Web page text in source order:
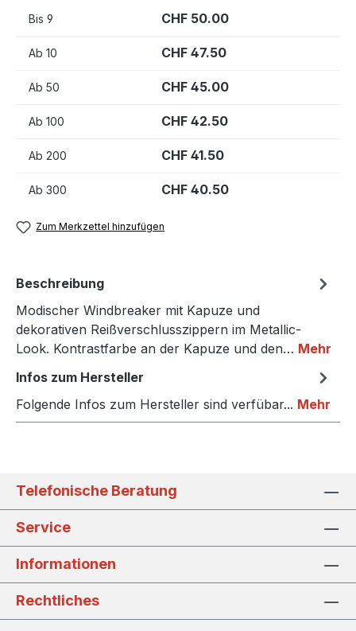
Bis 9 CHF 50.00
Ab 10 CHF 47.50
Ab 50 CHF 45.00
Ab 100 CHF 42.50
Ab 200 CHF 41.50
Ab 300 CHF 40.50
Zum Merkzettel hinzufügen
Beschreibung
Modischer Windbreaker mit Kapuze und
dekorativen Reißverschlusszippern im Metallic-
Look. Kontrastfarbe an der Kapuze und den… Mehr
Infos zum Hersteller
Folgende Infos zum Hersteller sind verfübar... Mehr
Telefonische Beratung
Service
Informationen
Rechtliches